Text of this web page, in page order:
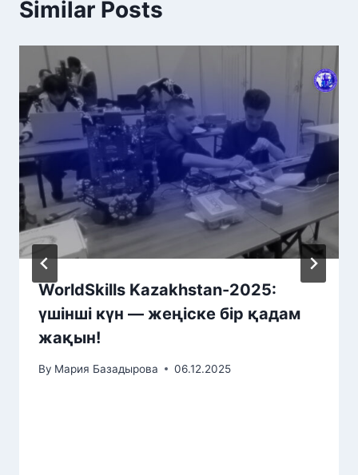
Similar Posts
WorldSkills Kazakhstan-2025:
үшінші күн — жеңіске бір қадам
жақын!
By Мария Базадырова 06.12.2025